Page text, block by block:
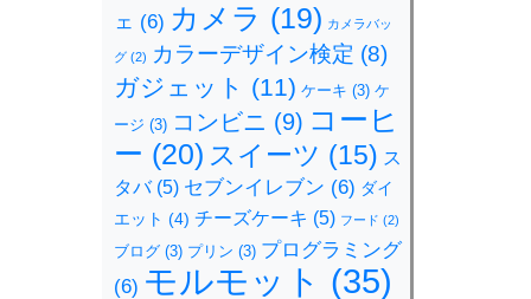
ェ (6) カメラ (19) カメラバッ
グ (2) カラーデザイン検定 (8)
ガジェット (11) ケーキ (3) ケ
ージ (3) コンビニ (9) コーヒ
ー (20) スイーツ (15) ス
タバ(5) セブンイレブン (6) ダイ
エット (4) チーズケーキ (5) フード (2)
ブログ (3) プリン (3) プログラミング
(6) モルモット (35)